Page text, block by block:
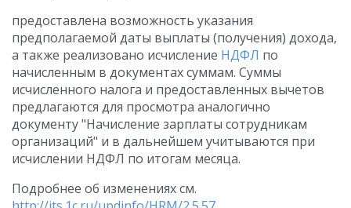
предоставлена возможность указания
предполагаемой даты выплаты (получения) дохода,
а также реализовано исчисление НДФЛ по
начисленным в документах суммам. Суммы
исчисленного налога и предоставленных вычетов
предлагаются для просмотра аналогично
документу "Начисление зарплаты сотрудникам
организаций" и в дальнейшем учитываются при
исчислении НДФЛ по итогам месяца.
Подробнее об изменениях см.